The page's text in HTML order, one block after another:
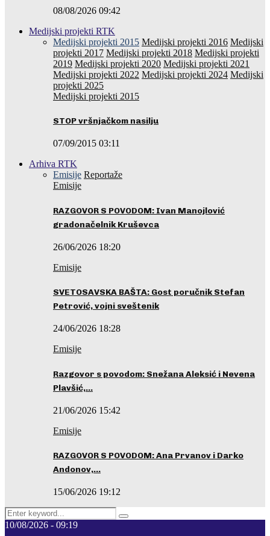
08/08/2026 09:42
Medijski projekti RTK
Medijski projekti 2015 Medijski projekti 2016 Medijski
projekti 2017 Medijski projekti 2018 Medijski projekti
2019 Medijski projekti 2020 Medijski projekti 2021
Medijski projekti 2022 Medijski projekti 2024 Medijski
projekti 2025
Medijski projekti 2015
STOP vršnjačkom nasilju
07/09/2015 03:11
Arhiva RTK
Emisije Reportaže
Emisije
RAZGOVOR S POVODOM: Ivan Manojlović
gradonačelnik Kruševca
26/06/2026 18:20
Emisije
SVETOSAVSKA BAŠTA: Gost poručnik Stefan
Petrović, vojni sveštenik
24/06/2026 18:28
Emisije
Razgovor s povodom: Snežana Aleksić i Nevena
Plavšić,…
21/06/2026 15:42
Emisije
RAZGOVOR S POVODOM: Ana Prvanov i Darko
Andonov,…
15/06/2026 19:12
Search
for:
Pretraga
10/08/2026 - 09:19